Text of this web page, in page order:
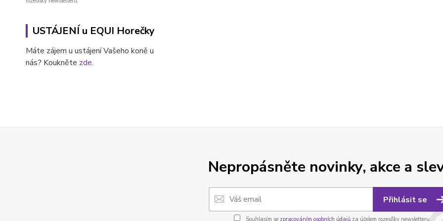
USTÁJENÍ u EQUI Horečky
Máte zájem u ustájení Vašeho koně u
nás? Koukněte zde.
Nepropásněte novinky, akce a
Přihlásit se
Souhlasím se zpracováním osobních údajůza účelem rozesílky newsletteru.